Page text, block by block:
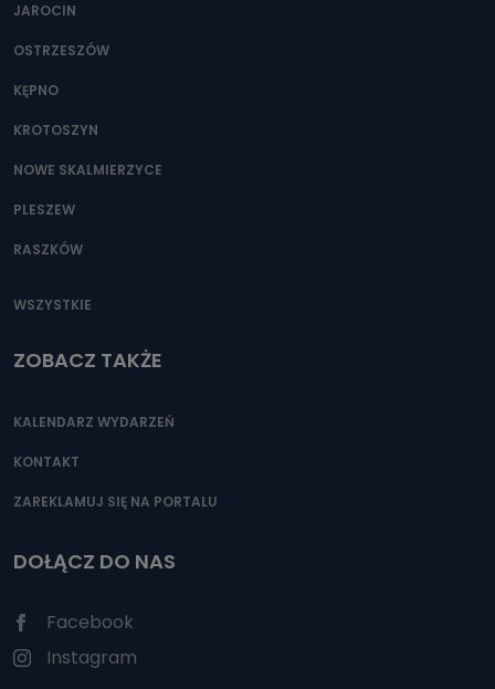
JAROCIN
OSTRZESZÓW
KĘPNO
KROTOSZYN
NOWE SKALMIERZYCE
PLESZEW
RASZKÓW
WSZYSTKIE
ZOBACZ TAKŻE
KALENDARZ WYDARZEŃ
KONTAKT
ZAREKLAMUJ SIĘ NA PORTALU
DOŁĄCZ DO NAS
Facebook
Instagram